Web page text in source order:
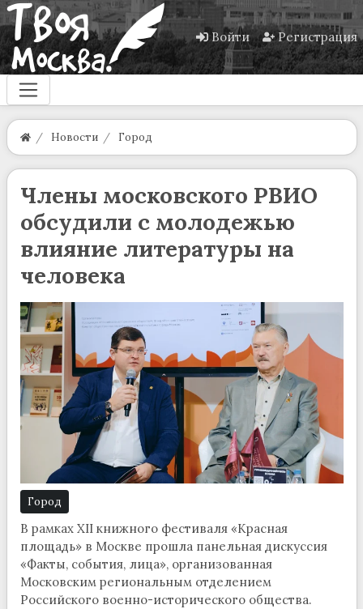
Войти Регистрация
Новости Город
Члены московского РВИО
обсудили с молодежью
влияние литературы на
человека
Город
В рамках XII книжного фестиваля «Красная
площадь» в Москве прошла панельная дискуссия
«Факты, события, лица», организованная
Московским региональным отделением
Российского военно-исторического общества.